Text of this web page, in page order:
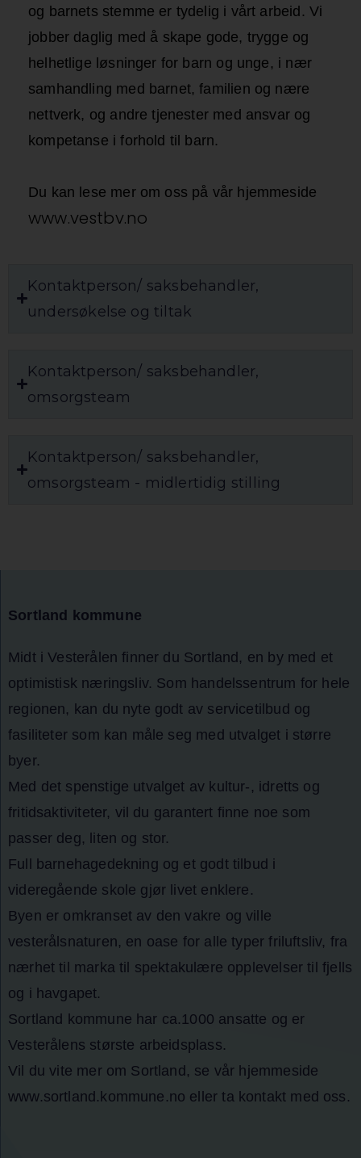
og barnets stemme er tydelig i vårt arbeid. Vi
jobber daglig med å skape gode, trygge og
helhetlige løsninger for barn og unge, i nær
samhandling med barnet, familien og nære
nettverk, og andre tjenester med ansvar og
kompetanse i forhold til barn.
Du kan lese mer om oss på vår hjemmeside
www.vestbv.no
Kontaktperson/ saksbehandler,
undersøkelse og tiltak
Kontaktperson/ saksbehandler,
omsorgsteam
Kontaktperson/ saksbehandler,
omsorgsteam - midlertidig stilling
Sortland kommune
Midt i Vesterålen finner du Sortland, en by med et
optimistisk næringsliv. Som handelssentrum for hele
regionen, kan du nyte godt av servicetilbud og
fasiliteter som kan måle seg med utvalget i større
byer.
Med det spenstige utvalget av kultur-, idretts og
fritidsaktiviteter, vil du garantert finne noe som
passer deg, liten og stor.
Full barnehagedekning og et godt tilbud i
videregående skole gjør livet enklere.
Byen er omkranset av den vakre og ville
vesterålsnaturen, en oase for alle typer friluftsliv, fra
nærhet til marka til spektakulære opplevelser til fjells
og i havgapet.
Sortland kommune har ca.1000 ansatte og er
Vesterålens største arbeidsplass.
Vil du vite mer om Sortland, se vår hjemmeside
www.sortland.kommune.no eller ta kontakt med oss.